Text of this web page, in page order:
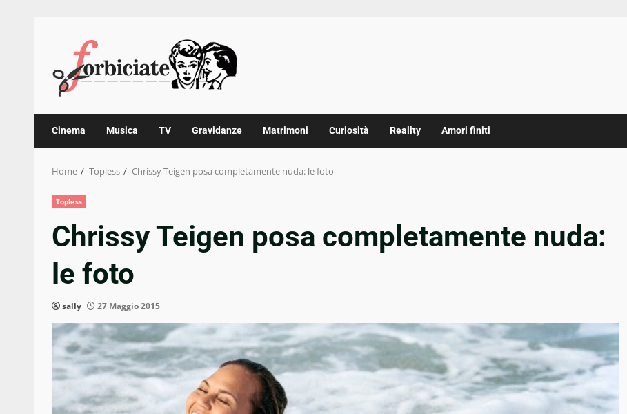
content
Cinema Musica TV Gravidanze Matrimoni Curiosità Reality Amori finiti
Home Topless Chrissy Teigen posa completamente nuda: le foto
Topless
Chrissy Teigen posa completamente nuda:
le foto
sally 27 Maggio 2015